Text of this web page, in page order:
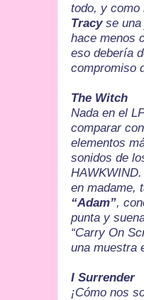
todo, y como
Tracyse una
hace menos
eso debería
compromiso
The Witch
Nada en el
comparar
elementos
sonidos de
en madame,
“Adam”,
punta y
“Carry On
una muestra
I Surrender
¡Cómo nos